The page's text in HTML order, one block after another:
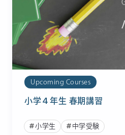
Upcoming Courses
小学４年生 春期講習
小学生 中学受験